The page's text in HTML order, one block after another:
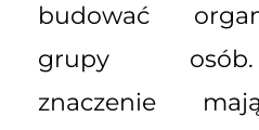
budować
grupy
znaczenie